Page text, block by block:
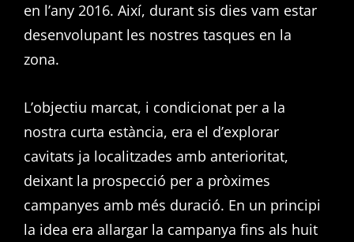
en l’any 2016. Així, durant sis dies vam estar
desenvolupant les nostres tasques en la
zona.
L’objectiu marcat, i condicionat per a la
nostra curta estància, era el d’explorar
cavitats ja localitzades amb anterioritat,
deixant la prospecció per a pròximes
campanyes amb més duració. En un principi
la idea era allargar la campanya fins als huit